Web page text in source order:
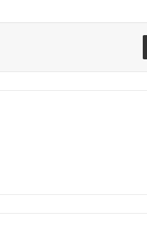
مشاركة عبر البريد